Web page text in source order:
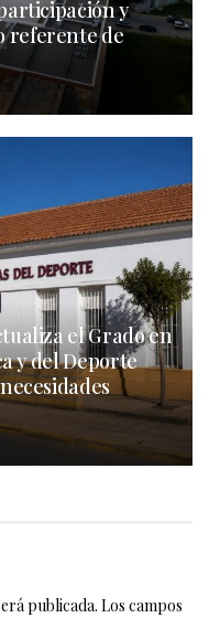
y
referente de
el Grado en
y del Deporte
publicada. Los campos